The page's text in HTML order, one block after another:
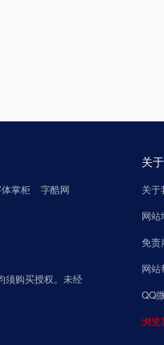
掌柜
字酷网
须购买授权。未经
关于
关于
网站
免责
网站
QQ
浏览